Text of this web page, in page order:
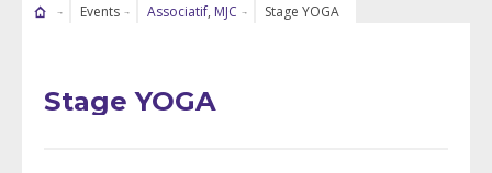
Events Associatif, MJC Stage YOGA
Stage YOGA